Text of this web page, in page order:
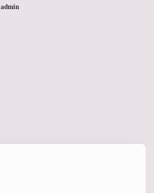
admin